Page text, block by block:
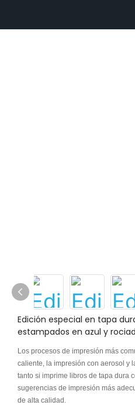
Edición especial en tapa
estampados en azul y
Los procesos de impresión más
caliente, la impresión con aerosol y
tanto si imprime libros de tapa dura
sugerencias de impresión más
de alta calidad.